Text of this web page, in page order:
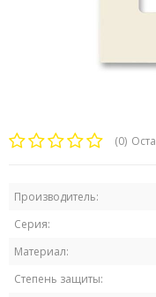
(0)
Производитель:
Серия:
Материал:
Степень защиты: